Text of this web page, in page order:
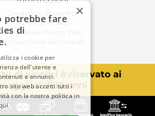
Condizioni di vendita
Diritto di recesso
Informativa Privacy Web
Dichiarazione dei cookies
di alcolici è riservato ai
di 18 anni
×
potrebbe fare
di
i cookie per
dell'utente e
e annunci.
sito web accetti tutti i
con la nostra politica in